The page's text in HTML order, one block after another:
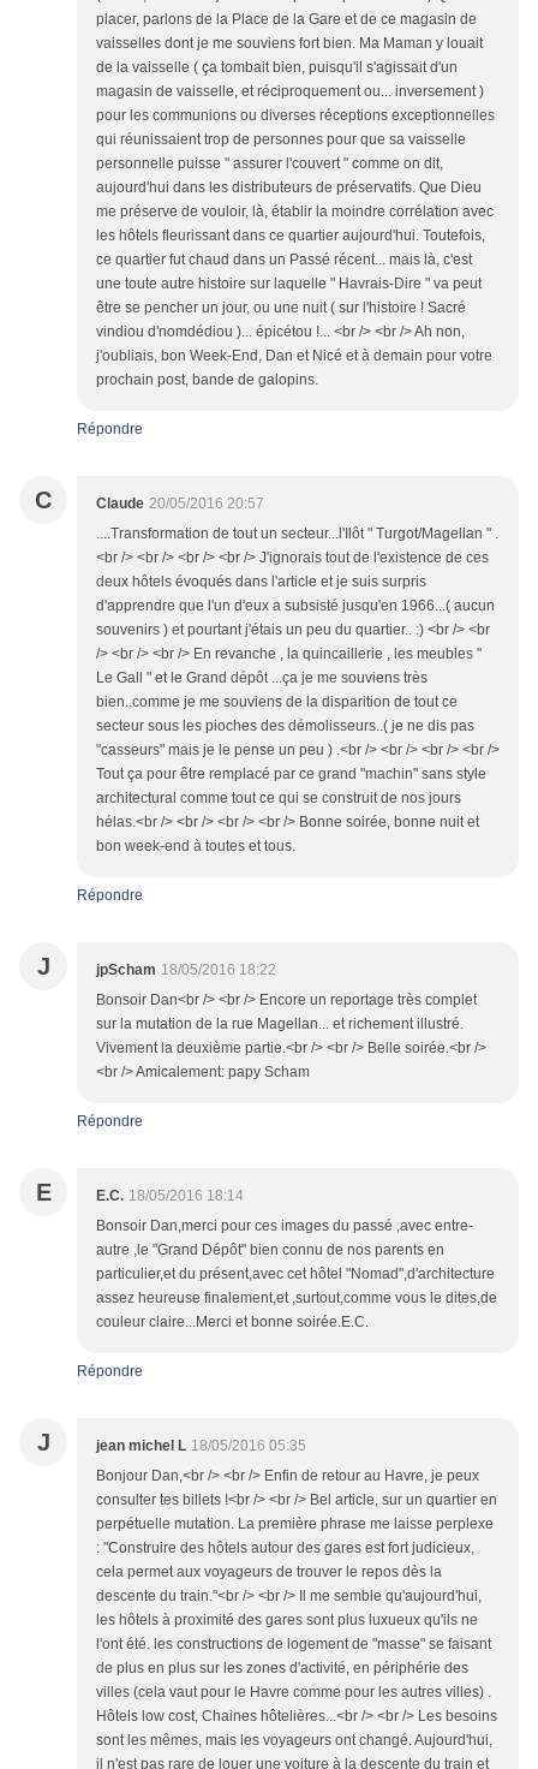
placer, parlons de la Place de la Gare et de ce magasin de
vaisselles dont je me souviens fort bien. Ma Maman y louait
de la vaisselle ( ça tombait bien, puisqu'il s'agissait d'un
magasin de vaisselle, et réciproquement ou... inversement )
pour les communions ou diverses réceptions exceptionnelles
qui réunissaient trop de personnes pour que sa vaisselle
personnelle puisse " assurer l'couvert " comme on dit,
aujourd'hui dans les distributeurs de préservatifs. Que Dieu
me préserve de vouloir, là, établir la moindre corrélation avec
les hôtels fleurissant dans ce quartier aujourd'hui. Toutefois,
ce quartier fut chaud dans un Passé récent... mais là, c'est
une toute autre histoire sur laquelle " Havrais-Dire " va peut
être se pencher un jour, ou une nuit ( sur l'histoire ! Sacré
vindiou d'nomdédiou )... épicétou !... <br /> <br /> Ah non,
j'oubliais, bon Week-End, Dan et Nicé et à demain pour votre
prochain post, bande de galopins.
Répondre
C Claude 20/05/2016 20:57
....Transformation de tout un secteur...l'Ilôt " Turgot/Magellan " .
<br /> <br /> <br /> <br /> J'ignorais tout de l'existence de ces
deux hôtels évoqués dans l'article et je suis surpris
d'apprendre que l'un d'eux a subsisté jusqu'en 1966...( aucun
souvenirs ) et pourtant j'étais un peu du quartier.. :) <br /> <br
/> <br /> <br /> En revanche , la quincaillerie , les meubles "
Le Gall " et le Grand dépôt ...ça je me souviens très
bien..comme je me souviens de la disparition de tout ce
secteur sous les pioches des démolisseurs..( je ne dis pas
"casseurs" mais je le pense un peu ) .<br /> <br /> <br /> <br />
Tout ça pour être remplacé par ce grand "machin" sans style
architectural comme tout ce qui se construit de nos jours
hélas.<br /> <br /> <br /> <br /> Bonne soirée, bonne nuit et
bon week-end à toutes et tous.
Répondre
J jpScham 18/05/2016 18:22
Bonsoir Dan<br /> <br /> Encore un reportage très complet
sur la mutation de la rue Magellan... et richement illustré.
Vivement la deuxième partie.<br /> <br /> Belle soirée.<br />
<br /> Amicalement: papy Scham
Répondre
E E.C. 18/05/2016 18:14
Bonsoir Dan,merci pour ces images du passé ,avec entre-
autre ,le "Grand Dépôt" bien connu de nos parents en
particulier,et du présent,avec cet hôtel "Nomad",d'architecture
assez heureuse finalement,et ,surtout,comme vous le dites,de
couleur claire...Merci et bonne soirée.E.C.
Répondre
J jean michel L 18/05/2016 05:35
Bonjour Dan,<br /> <br /> Enfin de retour au Havre, je peux
consulter tes billets !<br /> <br /> Bel article, sur un quartier en
perpétuelle mutation. La première phrase me laisse perplexe
: "Construire des hôtels autour des gares est fort judicieux,
cela permet aux voyageurs de trouver le repos dès la
descente du train."<br /> <br /> Il me semble qu'aujourd'hui,
les hôtels à proximité des gares sont plus luxueux qu'ils ne
l'ont été. les constructions de logement de "masse" se faisant
de plus en plus sur les zones d'activité, en périphérie des
villes (cela vaut pour le Havre comme pour les autres villes) .
Hôtels low cost, Chaines hôtelières...<br /> <br /> Les besoins
sont les mêmes, mais les voyageurs ont changé. Aujourd'hui,
il n'est pas rare de louer une voiture à la descente du train et